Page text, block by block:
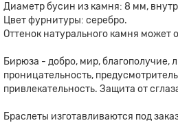
Диаметр бусин из камня: 8 мм,
Цвет фурнитуры: серебро.
Оттенок натурального камня может
Бирюза - добро, мир, благополучие,
проницательность,
привлекательность. Защита от
Браслеты изготавливаются под